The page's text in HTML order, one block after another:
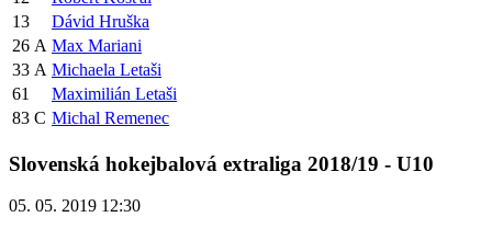
13
Dávid Hruška
26 A Max Mariani
33 A Michaela Letaši
61
Maximilián Letaši
83 C Michal Remenec
Slovenská hokejbalová extraliga 2018/19 - U10
05. 05. 2019 12:30